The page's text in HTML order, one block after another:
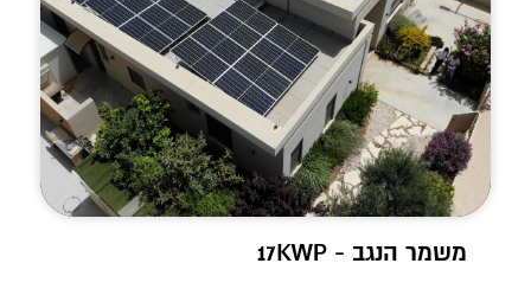
משמר הנגב - 17KWP